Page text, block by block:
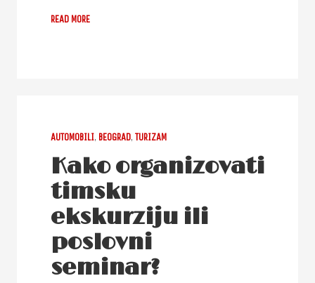
READ MORE
AUTOMOBILI, BEOGRAD, TURIZAM
Kako organizovati
timsku
ekskurziju ili
poslovni
seminar?